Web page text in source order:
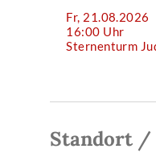
Fr, 21.08.2026
16:00 Uhr
Sternenturm
Standort /